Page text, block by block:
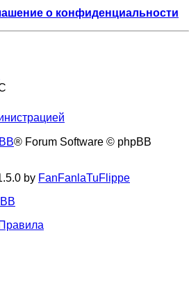
о конфиденциальности
® Forum Software © phpBB
by FanFanlaTuFlippe
Правила